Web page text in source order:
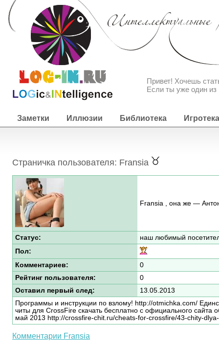
Привет! Хочешь
Если ты уже один из
Заметки Иллюзии Библиотека Игротека
Страничка пользователя: Fransia
Fransia , она же —
Статус:
наш любимый
Пол:
Комментариев:
0
Рейтинг пользователя:
0
Оставил первый след:
13.05.2013
Программы и инструкции по взлому! http://otmichka.com/
читы для CrossFire скачать бесплатно с официального сайта
май 2013 http://crossfire-chit.ru/cheats-for-crossfire/43-chity-
Комментарии Fransia